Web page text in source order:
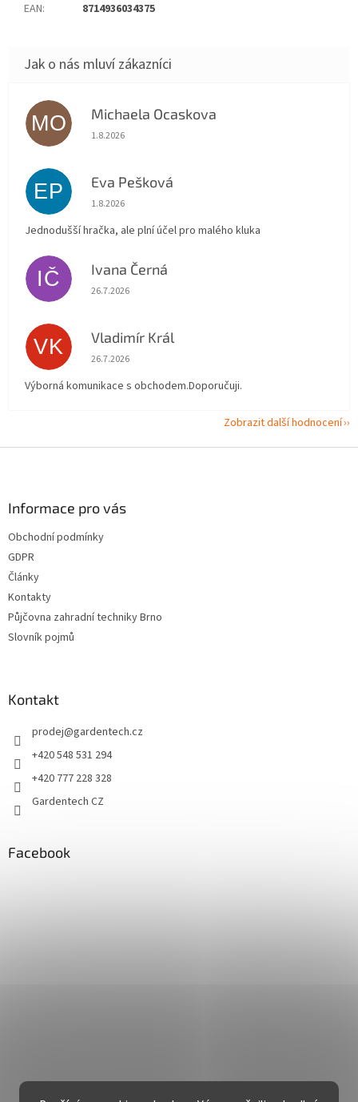
EAN: 8714936034375
MO Michaela Ocaskova
Hodnocení obchodu je 5 z 5 hvězdiček.
1.8.2026
EP Eva Pešková
Hodnocení obchodu je 5 z 5 hvězdiček.
1.8.2026
Jednodušší hračka, ale plní účel pro malého kluka
IČ Ivana Černá
Hodnocení obchodu je 5 z 5 hvězdiček.
26.7.2026
VK Vladimír Král
Hodnocení obchodu je 5 z 5 hvězdiček.
26.7.2026
Výborná komunikace s obchodem.Doporučuji.
Zobrazit další hodnocení
Informace pro vás
Obchodní podmínky
GDPR
Články
Kontakty
Půjčovna zahradní techniky Brno
Slovník pojmů
Kontakt
prodej@gardentech.cz
+420 548 531 294
+420 777 228 328
Gardentech CZ
Facebook